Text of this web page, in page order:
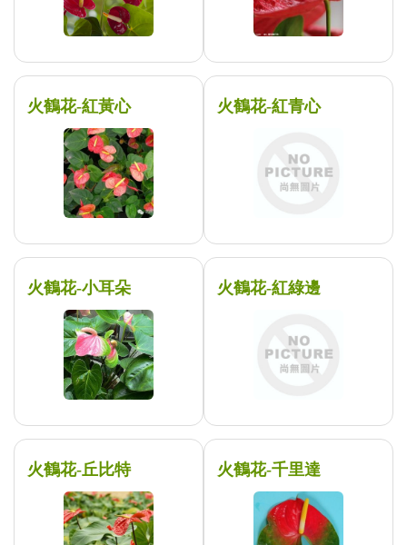
火鶴花-紅黃心 火鶴花-紅青心
火鶴花-小耳朵 火鶴花-紅綠邊
火鶴花-丘比特 火鶴花-千里達